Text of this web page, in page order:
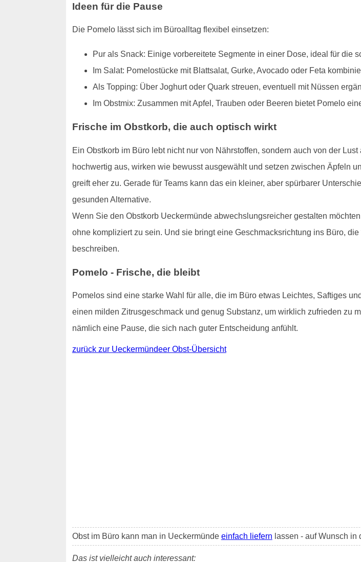
Ideen für die Pause
Die Pomelo lässt sich im Büroalltag flexibel einsetzen:
Pur als Snack: Einige vorbereitete Segmente in einer Dose, ideal für die
Im Salat: Pomelostücke mit Blattsalat, Gurke, Avocado oder Feta
Als Topping: Über Joghurt oder Quark streuen, eventuell mit Nüssen
Im Obstmix: Zusammen mit Apfel, Trauben oder Beeren bietet Pomelo
Frische im Obstkorb, die auch optisch wirkt
Ein Obstkorb im Büro lebt nicht nur von Nährstoffen, sondern auch von der
hochwertig aus, wirken wie bewusst ausgewählt und setzen zwischen Äpfeln
greift eher zu. Gerade für Teams kann das ein kleiner, aber spürbarer
gesunden Alternative.
Wenn Sie den Obstkorb Ueckermünde abwechslungsreicher gestalten
ohne kompliziert zu sein. Und sie bringt eine Geschmacksrichtung ins Büro,
beschreiben.
Pomelo - Frische, die bleibt
Pomelos sind eine starke Wahl für alle, die im Büro etwas Leichtes, Saftiges
einen milden Zitrusgeschmack und genug Substanz, um wirklich zufrieden zu
nämlich eine Pause, die sich nach guter Entscheidung anfühlt.
zurück zur Ueckermündeer Obst-Übersicht
Obst im Büro kann man in Ueckermünde einfach liefern lassen - auf Wunsch
Das ist vielleicht auch interessant: